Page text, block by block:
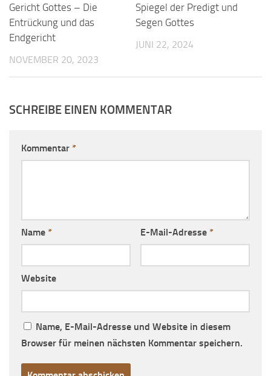
Gericht Gottes – Die
Entrückung und das
Endgericht
NOVEMBER 20, 2023
Spiegel der Predigt und
Segen Gottes
JUNI 22, 2024
SCHREIBE EINEN KOMMENTAR
Kommentar *
Name * E-Mail-Adresse *
Website
Name, E-Mail-Adresse und Website in diesem
Browser für meinen nächsten Kommentar speichern.